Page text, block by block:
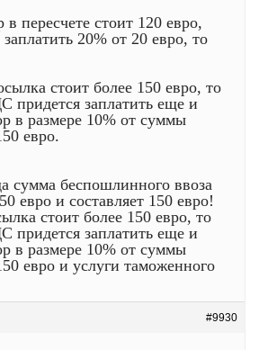
пересчете стоит 120 евро,
20% от 20 евро, то
стоит более 150 евро, то
придется заплатить еще и
в размере 10% от суммы
евро.
сумма беспошлинного ввоза
евро и составляет 150 евро!
стоит более 150 евро, то
придется заплатить еще и
в размере 10% от суммы
евро и услуги таможенного
#9930